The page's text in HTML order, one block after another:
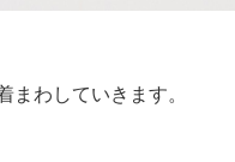
わしていきます。